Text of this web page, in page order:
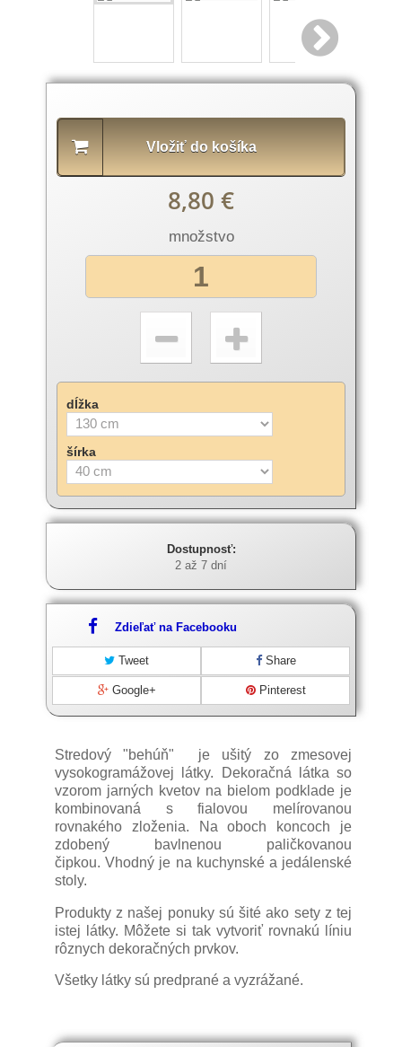
Vložiť do košíka
8,80 €
množstvo
dĺžka
šírka
Dostupnosť:
2 až 7 dní
Zdieľať na Facebooku
Tweet Share
Google+ Pinterest
produktu
Stredový "behúň" je ušitý zo zmesovej
vysokogramážovej látky. Dekoračná látka so
vzorom jarných kvetov na bielom podklade je
kombinovaná s fialovou melírovanou
rovnakého zloženia. Na oboch koncoch je
zdobený bavlnenou paličkovanou
čipkou. Vhodný je na kuchynské a jedálenské
stoly.
Produkty z našej ponuky sú šité ako sety z tej
istej látky. Môžete si tak vytvoriť rovnakú líniu
rôznych dekoračných prvkov.
Všetky látky sú predprané a vyzrážané.